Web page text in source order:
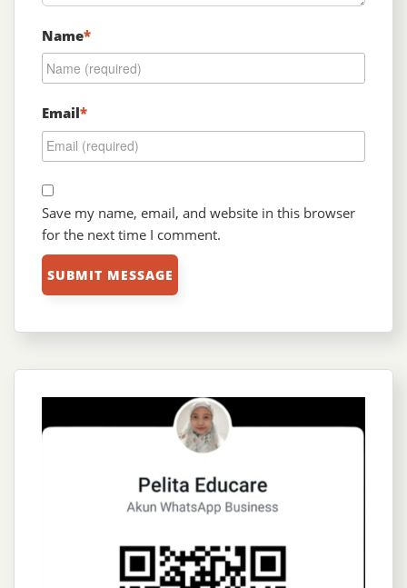
Name*
Email*
Save my name, email, and website in this browser
for the next time I comment.